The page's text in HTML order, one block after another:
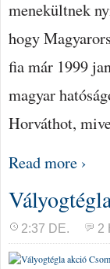
menekültnek
hogy
fia már 1999
magyar
Horváthot,
Read more ›
2:37 DE. 2